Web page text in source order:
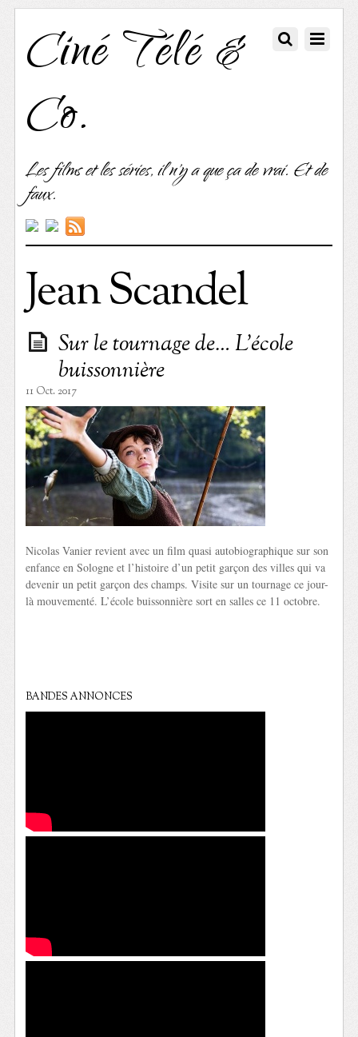
Ciné Télé &
Co.
Les films et les séries, il n'y a que ça de vrai. Et de
faux.
Jean Scandel
Sur le tournage de… L’école
buissonnière
11 Oct. 2017
Nicolas Vanier revient avec un film quasi autobiographique sur son
enfance en Sologne et l’histoire d’un petit garçon des villes qui va
devenir un petit garçon des champs. Visite sur un tournage ce jour-
là mouvementé. L’école buissonnière sort en salles ce 11 octobre.
BANDES ANNONCES